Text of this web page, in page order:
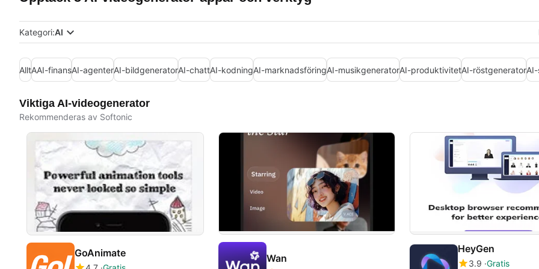
Kategori:AI
AlltAAI-finansAI-agenterAI-bildgeneratorAI-chattAI-kodningAI-marknadsföringAI-musikgeneratorAI-produktivitetAI-röstgenerator
Viktiga AI-videogenerator
Rekommenderas av Softonic
GoAnimate Wan
HeyGen
3.9 Gratis